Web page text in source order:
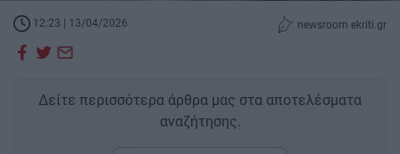
12:23 | 13/04/2026 newsroom ekriti.gr
Δείτε περισσότερα άρθρα μας στα αποτελέσματα
αναζήτησης.